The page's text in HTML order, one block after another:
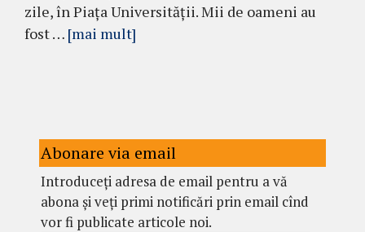
zile, în Piața Universității. Mii de oameni au
fost … [mai mult]
Abonare via email
Introduceți adresa de email pentru a vă
abona și veți primi notificări prin email cînd
vor fi publicate articole noi.